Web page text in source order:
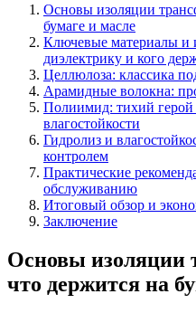
Основы изоляции
бумаге и масле
Ключевые материалы и
диэлектрику и кого
Целлюлоза: классика
Арамидные волокна:
Полиимид: тихий герой
влагостойкости
Гидролиз и
контролем
Практические
обслуживанию
Итоговый обзор и
Заключение
Основы изоляции
что держится на